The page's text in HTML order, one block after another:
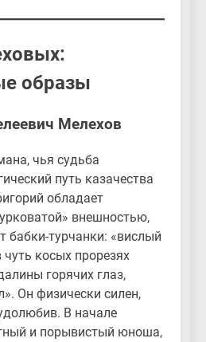
образы
Мелехов
чья судьба
путь казачества
обладает
внешностью,
бабки-турчанки: «вислый
косых прорезях
горячих глаз,
Он физически силен,
В начале
и порывистый юноша,